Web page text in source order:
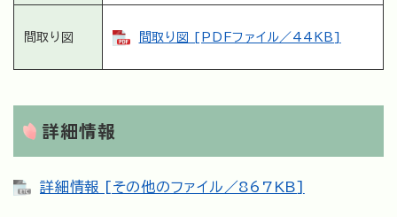
間取り図 間取り図 [PDFファイル／44KB]
詳細情報
詳細情報 [その他のファイル／867KB]